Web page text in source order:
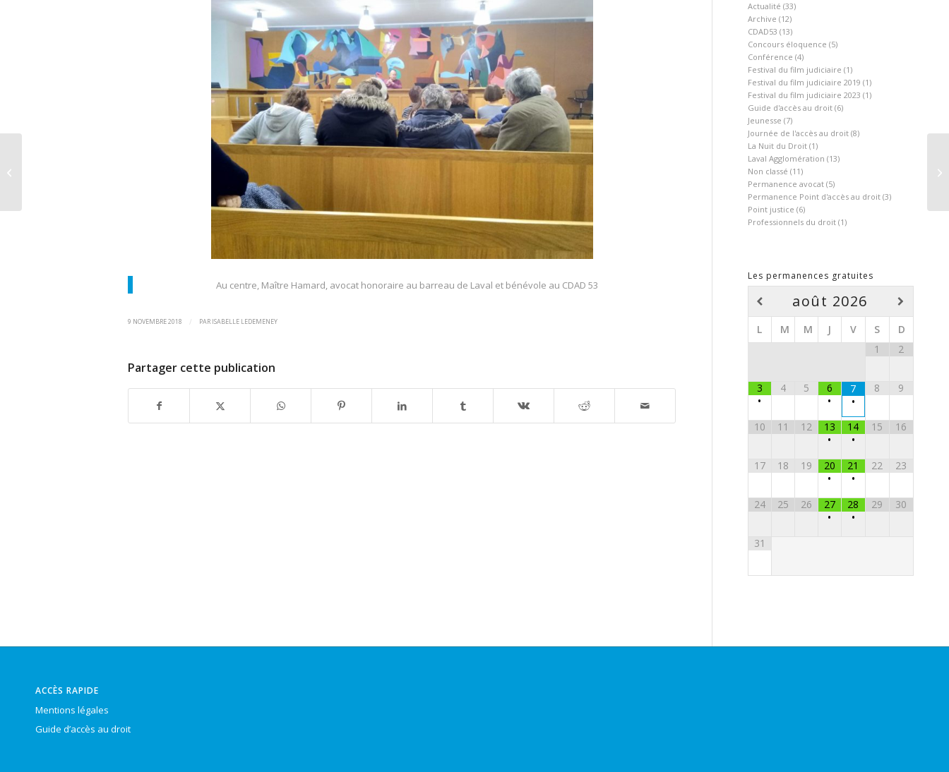
Au centre, Maître Hamard, avocat honoraire au barreau de Laval et bénévole au CDAD 53
9 NOVEMBRE 2018 / PAR ISABELLE LEDEMENEY
Partager cette publication
Actualité (33)
Archive (12)
CDAD53 (13)
Concours éloquence (5)
Conférence (4)
Festival du film judiciaire (1)
Festival du film judiciaire 2019 (1)
Festival du film judiciaire 2023 (1)
Guide d'accès au droit(6)
Jeunesse (7)
Journée de l'accès au droit(8)
La Nuit du Droit(1)
Laval Agglomération (13)
Non classé (11)
Permanence avocat(5)
Permanence Point d'accès au droit(3)
Point justice (6)
Professionnels du droit(1)
Les permanences gratuites
août 2026
L M M J V S
D
1
2
3
•
4 5
6
•
7
•
8 9
10 11 12
13
•
14
•
15 16
17 18 19
20
•
21
•
22 23
24 25 26
27
•
28
•
29 30
31
ACCÈS RAPIDE
Mentions légales
Guide d’accès au droit